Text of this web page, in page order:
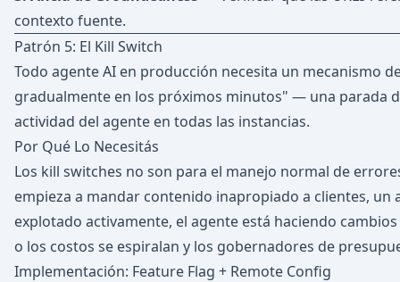
contexto fuente.
Patrón 5: El Kill Switch
Todo agente AI en producción necesita un mecanismo
gradualmente en los próximos minutos" — una parada
actividad del agente en todas las instancias.
Por Qué Lo Necesitás
Los kill switches no son para el manejo normal de
empieza a mandar contenido inapropiado a clientes,
explotado activamente, el agente está haciendo
o los costos se espiralan y los gobernadores de
Implementación: Feature Flag + Remote Config